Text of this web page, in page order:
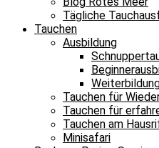
Tägliche
Tauchen
Ausbildung
Tauchen für
Tauchen für
Tauchen am
Minisafari